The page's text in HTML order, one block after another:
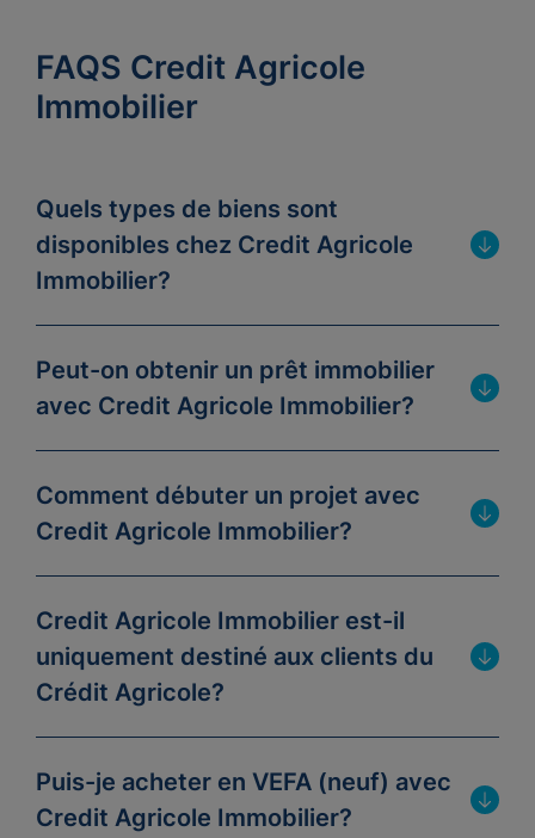
FAQS Credit Agricole
Immobilier
Quels types de biens sont
disponibles chez Credit Agricole
Immobilier?
Peut-on obtenir un prêt immobilier
avec Credit Agricole Immobilier?
Comment débuter un projet avec
Credit Agricole Immobilier?
Credit Agricole Immobilier est-il
uniquement destiné aux clients du
Crédit Agricole?
Puis-je acheter en VEFA (neuf) avec
Credit Agricole Immobilier?